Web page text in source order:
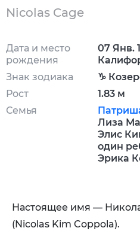
Nicolas Cage
Дата и место
рождения
Знак зодиака
Рост
Семья
07 Янв.
♑
1.83 м
Лиза
Элис
один
Эрика
Настоящее имя —
(Nicolas Kim Coppola).